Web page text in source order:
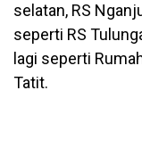
selatan, RS
seperti RS
lagi seperti
Tatit.